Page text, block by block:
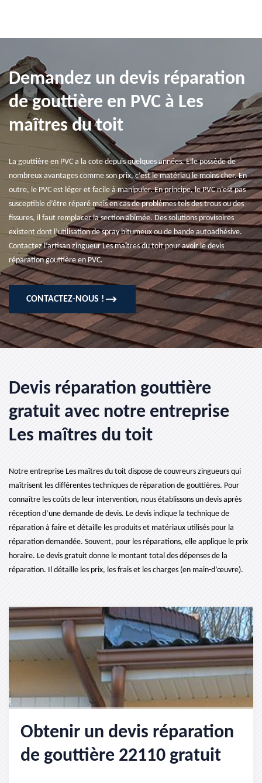
Demandez un devis réparation
de gouttière en PVC à Les
maîtres du toit
La gouttière en PVC a la cote depuis quelques années. Elle possède de
nombreux avantages comme son prix, c’est le matériau le moins cher. En
outre, le PVC est léger et facile à manipuler. En principe, le PVC n’est pas
susceptible d’être réparé mais en cas de problèmes tels des trous ou des
fissures, il faut remplacer la section abîmée. Des solutions provisoires
existent dont l’utilisation de spray bitumeux ou de bande autoadhésive.
Contactez l’artisan zingueur Les maîtres du toit pour avoir le devis
réparation gouttière en PVC.
CONTACTEZ-NOUS !
Devis réparation gouttière
gratuit avec notre entreprise
Les maîtres du toit
Notre entreprise Les maîtres du toit dispose de couvreurs zingueurs qui
maîtrisent les différentes techniques de réparation de gouttières. Pour
connaître les coûts de leur intervention, nous établissons un devis après
réception d’une demande de devis. Le devis indique la technique de
réparation à faire et détaille les produits et matériaux utilisés pour la
réparation demandée. Souvent, pour les réparations, elle applique le prix
horaire. Le devis gratuit donne le montant total des dépenses de la
réparation. Il détaille les prix, les frais et les charges (en main-d’œuvre).
Obtenir un devis réparation
de gouttière 22110 gratuit